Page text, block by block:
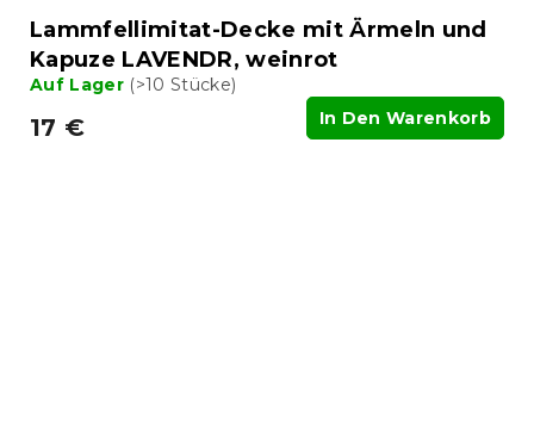
Lammfellimitat-Decke mit Ärmeln und
Kapuze LAVENDR, weinrot
Auf Lager (>10 Stücke)
17 € In Den Warenkorb